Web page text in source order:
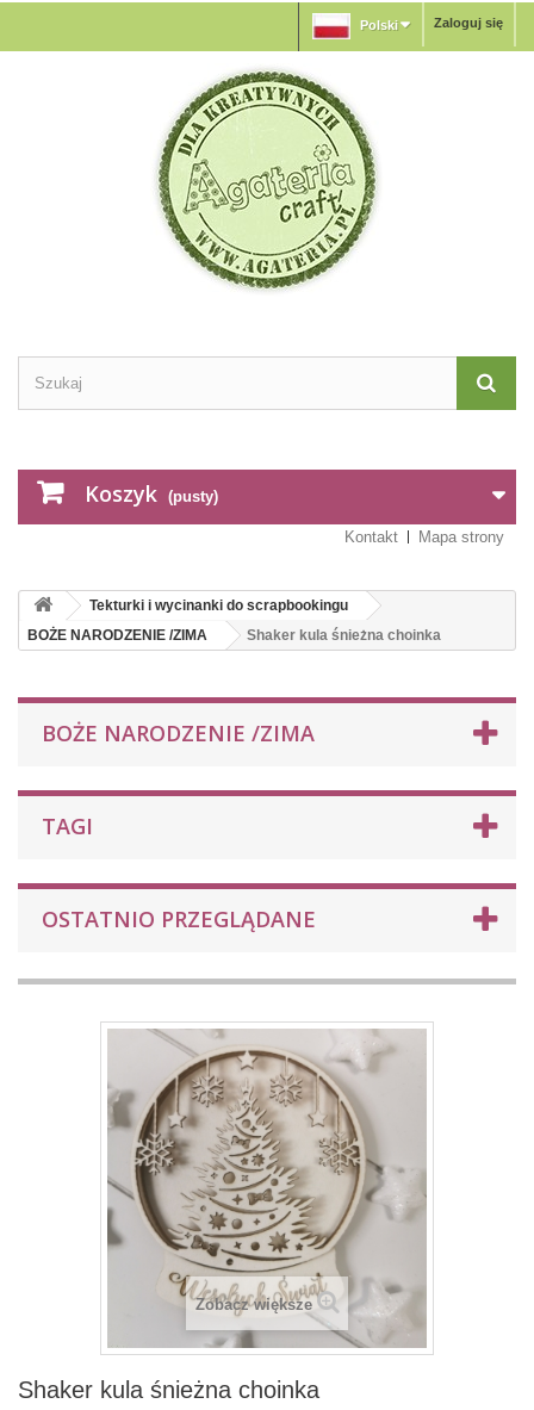
Zaloguj się
Polski
Koszyk (pusty)
Kontakt Mapa strony
Tekturki i wycinanki do scrapbookingu
BOŻE NARODZENIE /ZIMA
Shaker kula śnieżna choinka
BOŻE NARODZENIE /ZIMA
TAGI
OSTATNIO PRZEGLĄDANE
Zobacz większe
Shaker kula śnieżna choinka